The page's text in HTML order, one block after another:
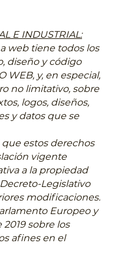
E INDUSTRIAL:
web tiene todos los
diseño y código
WEB, y, en especial,
no limitativo, sobre
logos, diseños,
y datos que se
que estos derechos
vigente
a la propiedad
Legislativo
modificaciones.
Europeo y
2019 sobre los
afines en el